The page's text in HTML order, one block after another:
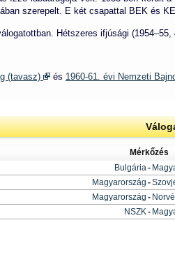
szerepelt. E két csapattal BEK és
Hétszeres ifjúsági
(tavasz) és 1960-61. évi Nemzeti
Mérkőzés
Bulgária -
Magyarország -
Magyarország -
NSZK -